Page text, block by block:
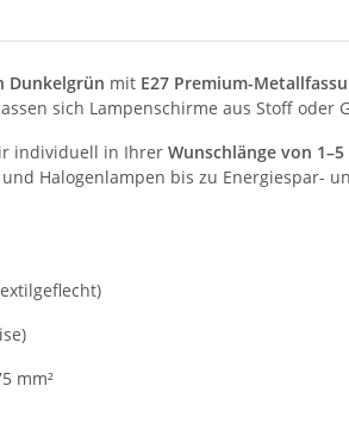
Dunkelgrün mit E27 Premium-
sich Lampenschirme aus Stoff
individuell in Ihrer Wunschlänge von
Halogenlampen bis zu Energiespar-
mm²